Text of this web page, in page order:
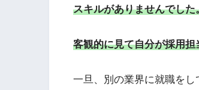
スキルがありませんでした
客観的に見て自分が採用
一旦、別の業界に就職を